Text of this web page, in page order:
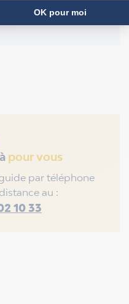
pour vous
par téléphone
au :
10 33